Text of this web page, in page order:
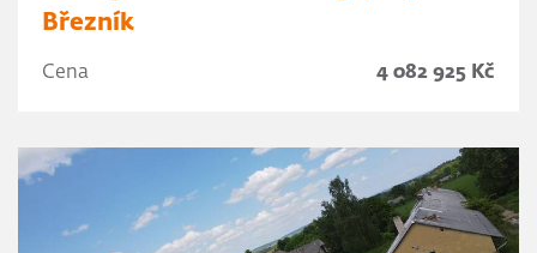
Březník
Cena 4 082 925 Kč